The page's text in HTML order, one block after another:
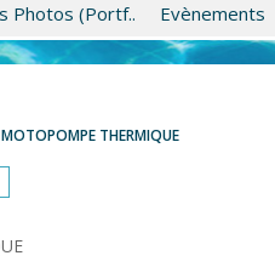
Photos (Portf.. Evènements
MOTOPOMPE THERMIQUE